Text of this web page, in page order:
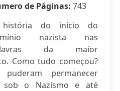
de Páginas: 743
do início do
nazista nas
da maior
Como tudo começou?
permanecer
sob o Nazismo e até